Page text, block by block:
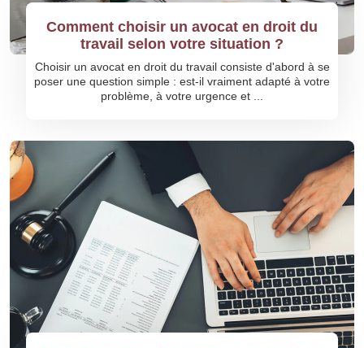
Comment choisir un avocat en droit du
travail selon votre situation ?
Choisir un avocat en droit du travail consiste d'abord à se
poser une question simple : est-il vraiment adapté à votre
problème, à votre urgence et ...